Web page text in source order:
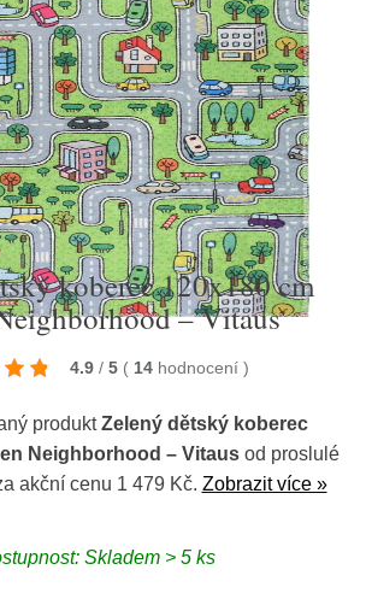
koberec 120x180 cm
– Vitaus
4.9 / 5 ( 14 hodnocení )
produktZelený dětský koberec
Neighborhood – Vitausod proslulé
akční cenu 1 479 Kč. Zobrazit více »
Skladem > 5 ks